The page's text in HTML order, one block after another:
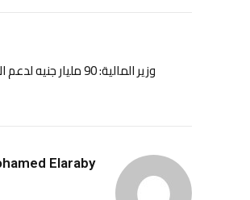
وزير المالية: 90
Elaraby